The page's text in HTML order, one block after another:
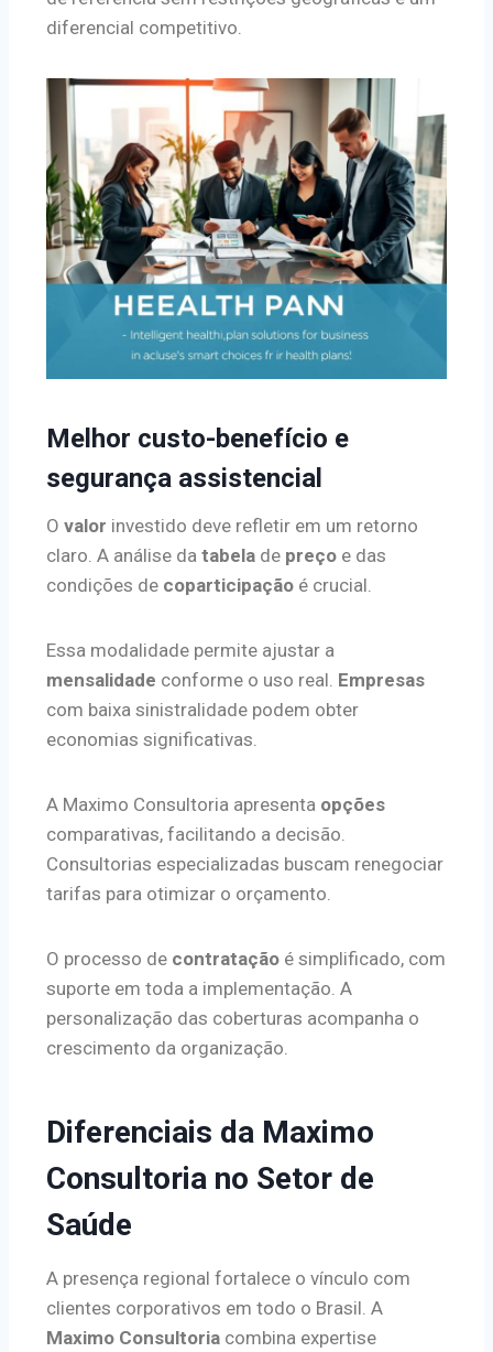
diferencial competitivo.
Melhor custo-benefício e
segurança assistencial
O valor investido deve refletir em um retorno
claro. A análise da tabela de preço e das
condições de coparticipação é crucial.
Essa modalidade permite ajustar a
mensalidade conforme o uso real. Empresas
com baixa sinistralidade podem obter
economias significativas.
A Maximo Consultoria apresenta opções
comparativas, facilitando a decisão.
Consultorias especializadas buscam renegociar
tarifas para otimizar o orçamento.
O processo de contratação é simplificado, com
suporte em toda a implementação. A
personalização das coberturas acompanha o
crescimento da organização.
Diferenciais da Maximo
Consultoria no Setor de
Saúde
A presença regional fortalece o vínculo com
clientes corporativos em todo o Brasil. A
Maximo Consultoria combina expertise